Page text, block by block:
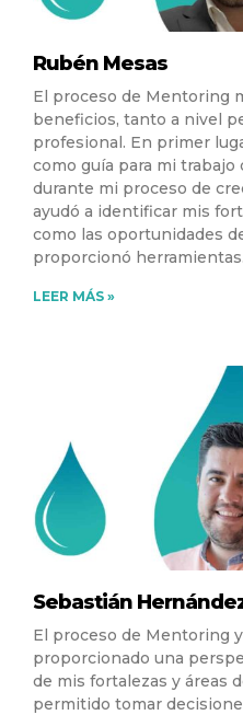
Rubén Mesas
El proceso de Mentoring
beneficios, tanto a nivel
profesional. En primer
como guía para mi trabajo
durante mi proceso de
ayudó a identificar mis
como las oportunidades
proporcionó herramientas
LEER MÁS »
Sebastián
El proceso de Mentoring
proporcionado una
de mis fortalezas y áreas
permitido tomar